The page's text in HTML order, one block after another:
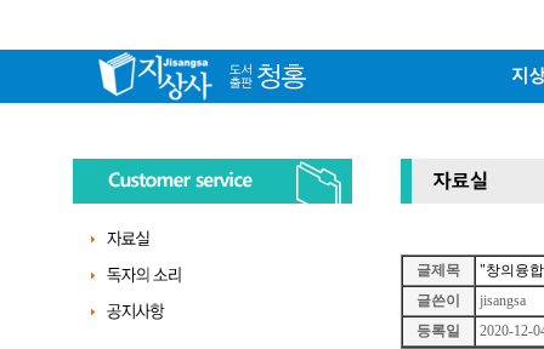
글제목
"창의융
글쓴이
jisangsa
등록일
2020-12-